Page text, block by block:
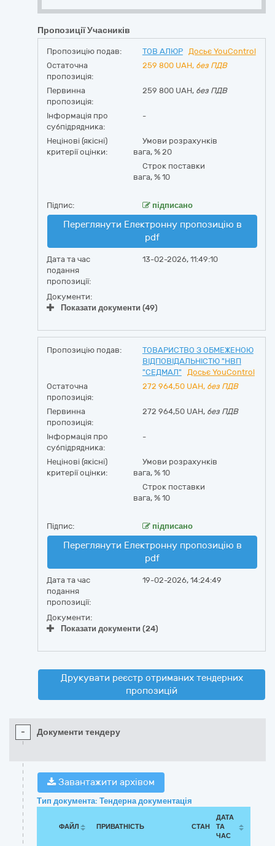
Пропозиції Учасників
Пропозицію подав: ТОВ АЛЮР
Досьє YouControl
Остаточна
пропозиція:
259 800 UAH, без ПДВ
Первинна
пропозиція:
259 800 UAH, без ПДВ
Інформація про
субпідрядника:
-
Нецінові (якісні)
критерії оцінки:
Умови розрахунків
вага, % 20
Строк поставки
вага, % 10
Підпис: підписано
Переглянути Електронну пропозицію в
pdf
Дата та час
подання
пропозиції:
13-02-2026, 11:49:10
Документи:
Показати документи (49)
Пропозицію подав:
ТОВАРИСТВО З ОБМЕЖЕНОЮ
ВІДПОВІДАЛЬНІСТЮ "НВП
"СЕДМАЛ"
Досьє YouControl
Остаточна
пропозиція:
272 964,50 UAH, без ПДВ
Первинна
пропозиція:
272 964,50 UAH, без ПДВ
Інформація про
субпідрядника:
-
Нецінові (якісні)
критерії оцінки:
Умови розрахунків
вага, % 10
Строк поставки
вага, % 10
Підпис: підписано
Переглянути Електронну пропозицію в
pdf
Дата та час
подання
пропозиції:
19-02-2026, 14:24:49
Документи:
Показати документи (24)
Друкувати реєстр отриманих тендерних
пропозицій
- Документи тендеру
Завантажити архівом
Тип документа: Тендерна документація
ФАЙЛ ПРИВАТНІСТЬ СТАН
ДАТА
ТА
ЧАС